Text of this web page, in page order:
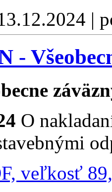
|
-
O
veľkosť